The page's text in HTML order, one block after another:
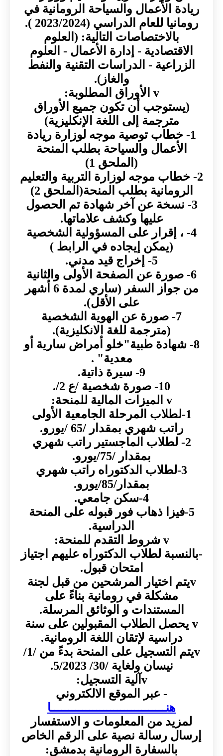
ريادة الأعمال والسياحة الرومانية في
رومانيا للعام الدراسي (2023/2024 ).
بالاختصاصات التالية: (العلوم
الاقتصادية - إدارة الأعمال - العلوم
الزراعية - الدراسات التقنية والنفط
والغاز).
v الأوراق المطلوبة:
(يستوجب أن تكون جميع الأوراق
مترجمة إلى اللغة الإنكليزية)
1- خطاب توصية موجه لوزارة ريادة
الأعمال والسياحة بطلب المنحة
(الملحق 1)
2- خطاب موجه لوزارة التربية والتعليم
الرومانية بطلب المنحة(الملحق 2)
3- نسخة عن آخر شهادة تم الحصول
عليها وكشف علاماتها.
4- ، إقرار على المسؤولية الشخصية
(يمكن إيجاده في الرابط )
5- إخراج قيد مدني.
6- صورة عن الصفحة الأولى والثانية
من جواز السفر (ساري لمدة 6 أشهر
على الأقل).
7- صورة عن الهوية الشخصية
(مترجمة للغة الانكليزية).
8- شهادة طبية"خلو أمراض سارية أو
معدية" .
9- سيرة ذاتية.
10- صورة شخصية /ع 2/.
v الميزات المالية للمنحة:
1-لطلاب المرحلة الجامعية الأولى
راتب شهري بمقدار /65 /يورو.
2- لطلاب الماجستير راتب شهري
بمقدار /75/يورو.
3-لطلاب الدكتوراه راتب شهري
بمقدار/85/يورو.
4-سكن جامعي.
5-فيزا ذهاب فور قبوله على المنحة
الدراسية.
v شروط التقدم للمنحة:
-بالنسبة لطلاب الدكتوراه عليهم اجتياز
امتحان قبول.
vيتم اختيار المرشحين من قبل لجنة
مشكلة في رومانية بناءً على
المستندات و الوثائق المرسلة.
v يحصل الطلاب المقبولين على سنة
دراسية لإتقان اللغة الرومانية.
vيتم التسجيل على المنحة بدءً من /1/
نيسان ولغاية /30/ 5/2023.
vآلية التسجيل:
- عبر الموقع الالكتروني
هنـــــــــــــــــــــــــــــــــا
لمزيد من المعلومات و الاستفسار
إرسال رسالة نصية على الرقم الخاص
بالسفارة الرومانية بدمشق: